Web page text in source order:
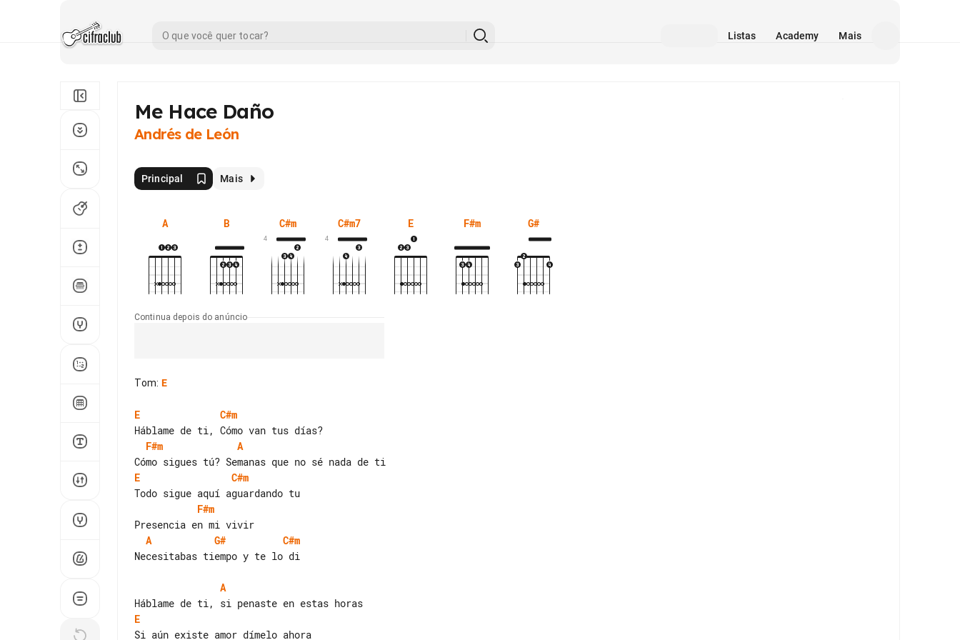
Listas Academy Mais
Me Hace Daño
Andrés de León
Principal Mais
A B C#m
4
C#m7
4
E F#m G#
Continua depois do anúncio
Tom: E
E
C#m
F#m
A
E
C#m
F#m
A
G#
C#m
Necesitabas tiempo y te lo di
A
E